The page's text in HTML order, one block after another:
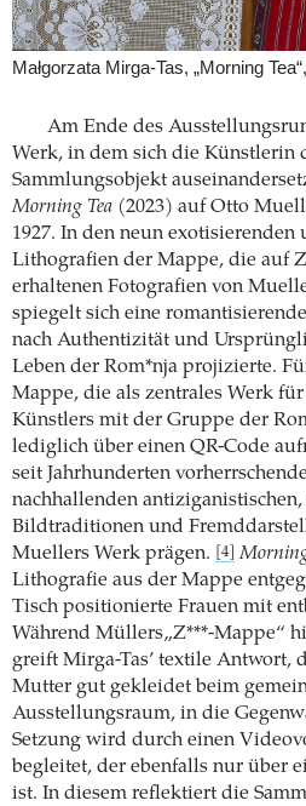
Małgorzata Mirga-Tas, „Morning
Am Ende des
Werk, in dem sich die Künstlerin
Sammlungsobjekt
Morning Tea (2023) auf Otto
1927. In den neun
Lithografien der Mappe, die auf
erhaltenen Fotografien von
spiegelt sich eine
nach Authentizität und
Leben der Rom*nja projizierte.
Mappe, die als zentrales Werk
Künstlers mit der Gruppe der
lediglich über einen QR-Code
seit Jahrhunderten
nachhallenden
Bildtraditionen und
Muellers Werk prägen.
[4]
Lithografie aus der Mappe
Tisch positionierte Frauen mit
Während Müllers„Z***-Mappe“
greift Mirga-Tas’ textile Antwort,
Mutter gut gekleidet beim
Ausstellungsraum, in die
Setzung wird durch einen
begleitet, der ebenfalls nur über
ist. In diesem reflektiert die